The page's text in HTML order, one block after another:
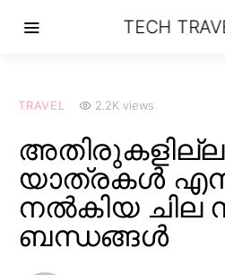
TECH
TRAVEL 2.2K views
യാത്രകൾ
നൽകിയ
ബന്ധങ്ങൾ